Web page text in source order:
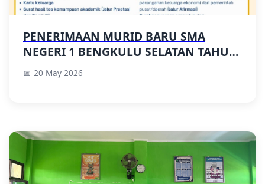
PENERIMAAN MURID BARU SMA
NEGERI 1 BENGKULU SELATAN TAHUN
PELAJARAN 2026/2027
📅 20 May 2026